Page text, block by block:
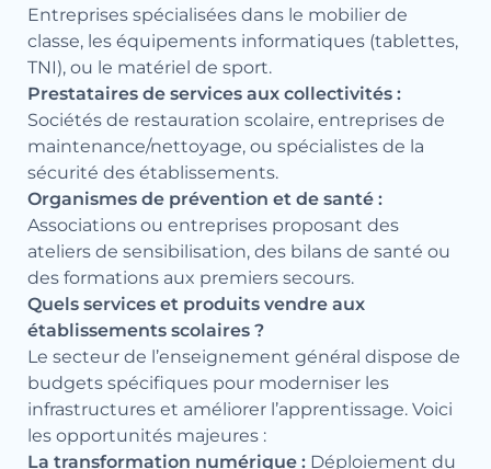
Entreprises spécialisées dans le mobilier de
classe, les équipements informatiques (tablettes,
TNI), ou le matériel de sport.
Prestataires de services aux collectivités :
Sociétés de restauration scolaire, entreprises de
maintenance/nettoyage, ou spécialistes de la
sécurité des établissements.
Organismes de prévention et de santé :
Associations ou entreprises proposant des
ateliers de sensibilisation, des bilans de santé ou
des formations aux premiers secours.
Quels services et produits vendre aux
établissements scolaires ?
Le secteur de l’enseignement général dispose de
budgets spécifiques pour moderniser les
infrastructures et améliorer l’apprentissage. Voici
les opportunités majeures :
La transformation numérique : Déploiement du